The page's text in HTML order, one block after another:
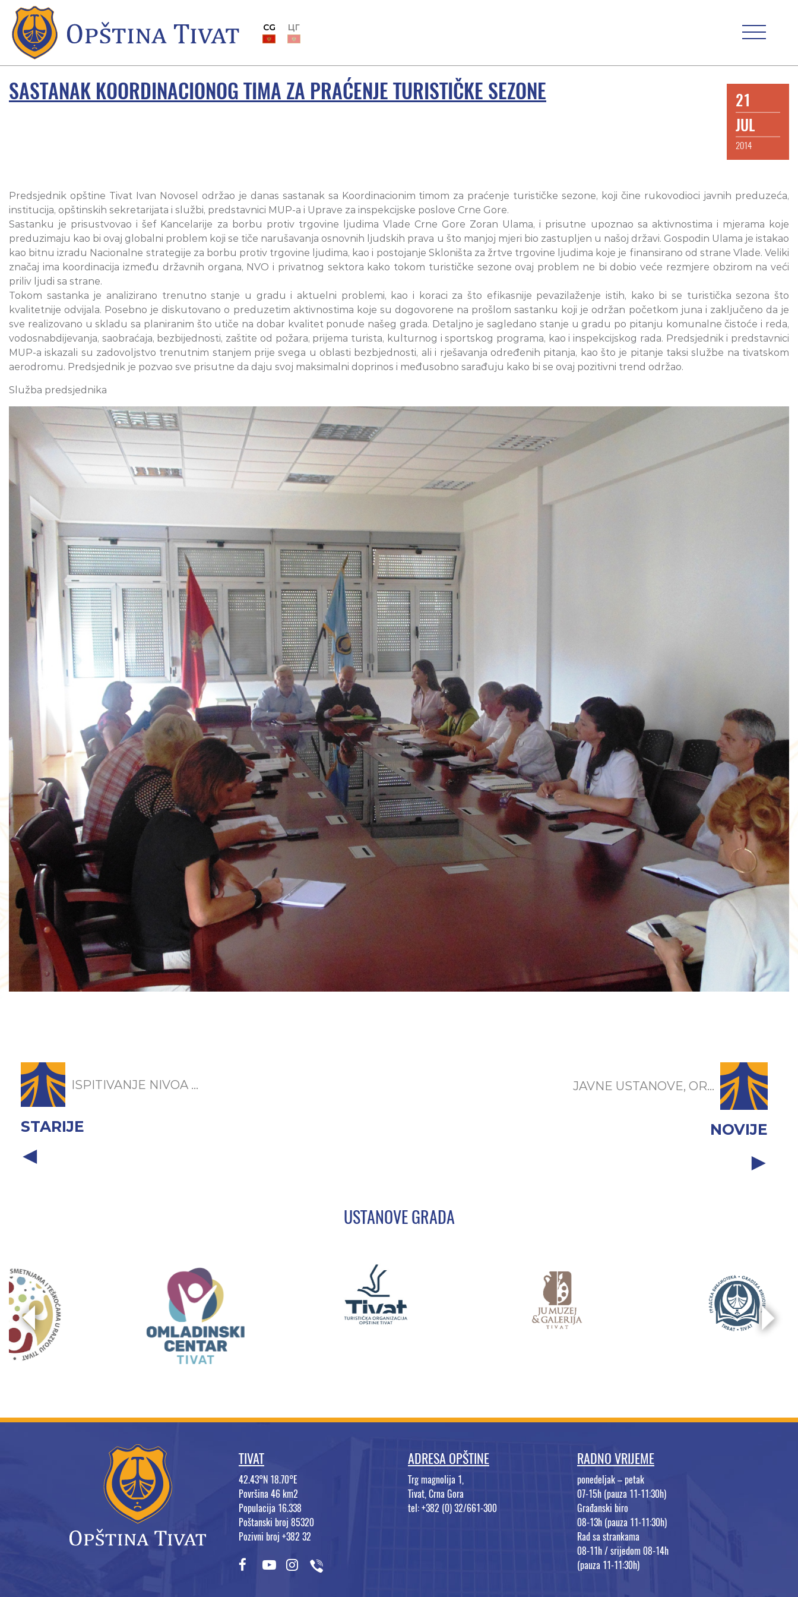
CG ЦГ
SASTANAK KOORDINACIONOG TIMA ZA PRAĆENJE TURISTIČKE SEZONE
21
JUL
2014
Predsjednik opštine Tivat Ivan Novosel održao je danas sastanak sa Koordinacionim timom za praćenje turističke sezone, koji čine rukovodioci javnih preduzeća,
institucija, opštinskih sekretarijata i službi, predstavnici MUP-a i Uprave za inspekcijske poslove Crne Gore.
Sastanku je prisustvovao i šef Kancelarije za borbu protiv trgovine ljudima Vlade Crne Gore Zoran Ulama, i prisutne upoznao sa aktivnostima i mjerama koje
preduzimaju kao bi ovaj globalni problem koji se tiče narušavanja osnovnih ljudskih prava u što manjoj mjeri bio zastupljen u našoj državi. Gospodin Ulama je istakao
kao bitnu izradu Nacionalne strategije za borbu protiv trgovine ljudima, kao i postojanje Skloništa za žrtve trgovine ljudima koje je finansirano od strane Vlade. Veliki
značaj ima koordinacija između državnih organa, NVO i privatnog sektora kako tokom turističke sezone ovaj problem ne bi dobio veće rezmjere obzirom na veći
priliv ljudi sa strane.
Tokom sastanka je analizirano trenutno stanje u gradu i aktuelni problemi, kao i koraci za što efikasnije pevazilaženje istih, kako bi se turistička sezona što
kvalitetnije odvijala. Posebno je diskutovano o preduzetim aktivnostima koje su dogovorene na prošlom sastanku koji je održan početkom juna i zaključeno da je
sve realizovano u skladu sa planiranim što utiče na dobar kvalitet ponude našeg grada. Detaljno je sagledano stanje u gradu po pitanju komunalne čistoće i reda,
vodosnabdijevanja, saobraćaja, bezbijednosti, zaštite od požara, prijema turista, kulturnog i sportskog programa, kao i inspekcijskog rada. Predsjednik i predstavnici
MUP-a iskazali su zadovoljstvo trenutnim stanjem prije svega u oblasti bezbjednosti, ali i rješavanja određenih pitanja, kao što je pitanje taksi službe na tivatskom
aerodromu. Predsjednik je pozvao sve prisutne da daju svoj maksimalni doprinos i međusobno sarađuju kako bi se ovaj pozitivni trend održao.
Služba predsjednika
ISPITIVANJE NIVOA ...
STARIJE
JAVNE USTANOVE, OR...
NOVIJE
USTANOVE GRADA
TIVAT
42.43°N 18.70°E
Površina 46 km2
Populacija 16.338
Poštanski broj 85320
Pozivni broj +382 32
ADRESA OPŠTINE
Trg magnolija 1,
Tivat, Crna Gora
tel: +382 (0) 32/661-300
RADNO VRIJEME
ponedeljak – petak
07-15h (pauza 11-11:30h)
Građanski biro
08-13h (pauza 11-11:30h)
Rad sa strankama
08-11h / srijedom 08-14h
(pauza 11-11:30h)